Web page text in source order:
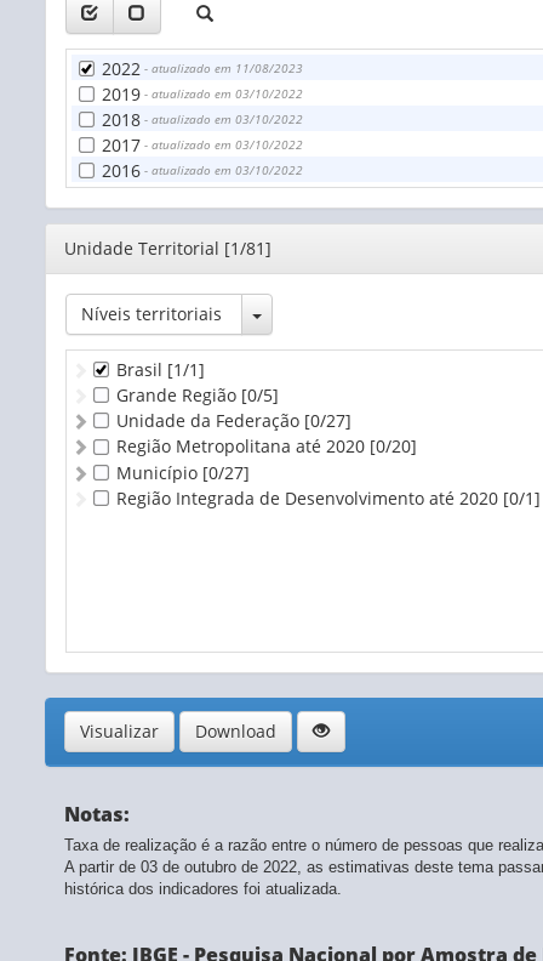
2022 - atualizado em 11/08/2023
2019 - atualizado em 03/10/2022
2018 - atualizado em 03/10/2022
2017 - atualizado em 03/10/2022
2016 - atualizado em 03/10/2022
Editor
Unidade Territorial [1/81]
Níveis territoriais Toggle Dropdown
Brasil [1/1]
Grande Região [0/5]
Unidade da Federação [0/27]
Região Metropolitana até 2020 [0/20]
Município [0/27]
Região Integrada de Desenvolvimento até 2020 [0/1]
Visualizar Download
Notas:
Taxa de realização é a razão entre o número de pessoas que
A partir de 03 de outubro de 2022, as estimativas deste tema
histórica dos indicadores foi atualizada.
Fonte: IBGE - Pesquisa Nacional por Amostra